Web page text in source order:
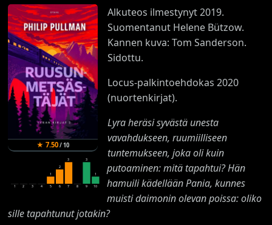
★7.50/10
1 2 3 4
1
5
2
6
3
7 8
3
9
1
10
Alkuteos ilmestynyt 2019.
Suomentanut Helene Bützow.
Kannen kuva: Tom Sanderson.
Sidottu.
Locus-palkintoehdokas 2020
(nuortenkirjat).
Lyra heräsi syvästä unesta
vavahdukseen, ruumiilliseen
tuntemukseen, joka oli kuin
putoaminen: mitä tapahtui? Hän
hamuili kädellään Pania, kunnes
muisti daimonin olevan poissa: oliko
sille tapahtunut jotakin?